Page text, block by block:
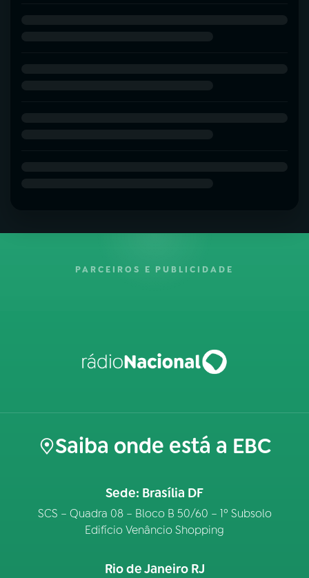
PARCEIROS E PUBLICIDADE
Saiba onde está a EBC
Sede: Brasília DF
SCS – Quadra 08 – Bloco B 50/60 – 1º Subsolo
Edifício Venâncio Shopping
Rio de Janeiro RJ